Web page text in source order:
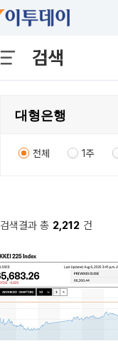
검색
전체 1주
검색결과 총 2,212 건